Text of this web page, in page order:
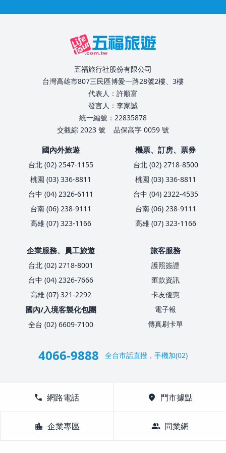
五福旅行社股份有限公司
台灣高雄市807三民區博愛一路28號2樓、3樓
代表人：許順富
發言人：李家誠
統一編號：22835878
交觀綜 2023 號
品保高字 0059 號
國內外旅遊
台北 (02) 2547-1155
桃園 (03) 336-8811
台中 (04) 2326-6111
台南 (06) 238-9111
高雄 (07) 323-1166
機票、訂房、票券
台北 (02) 2718-8500
桃園 (03) 336-8811
台中 (04) 2322-4535
台南 (06) 238-9111
高雄 (07) 323-1166
企業服務、員工旅遊
台北 (02) 2718-8001
台中 (04) 2326-7666
高雄 (07) 321-2292
國內/入境客製化包團
全台 (02) 6609-7100
旅客服務
護照簽證
匯款資訊
卡友優惠
電子報
傳真刷卡單
4066-9888 全台市話直撥，手機加(02)
call 網路電話 location_on 門市據點
location_city 企業專區 group 同業網